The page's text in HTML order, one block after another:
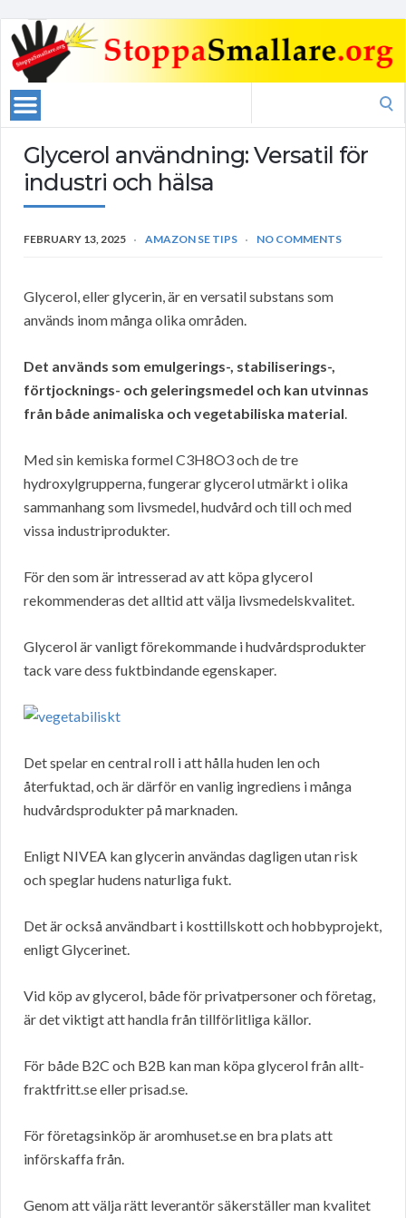
Glycerol användning: Versatil för
industri och hälsa
FEBRUARY 13, 2025 AMAZON SE TIPS NO COMMENTS
Glycerol, eller glycerin, är en versatil substans som
används inom många olika områden.
Det används som emulgerings-, stabiliserings-,
förtjocknings- och geleringsmedel och kan utvinnas
från både animaliska och vegetabiliska material.
Med sin kemiska formel C3H8O3 och de tre
hydroxylgrupperna, fungerar glycerol utmärkt i olika
sammanhang som livsmedel, hudvård och till och med
vissa industriprodukter.
För den som är intresserad av att köpa glycerol
rekommenderas det alltid att välja livsmedelskvalitet.
Glycerol är vanligt förekommande i hudvårdsprodukter
tack vare dess fuktbindande egenskaper.
Det spelar en central roll i att hålla huden len och
återfuktad, och är därför en vanlig ingrediens i många
hudvårdsprodukter på marknaden.
Enligt NIVEA kan glycerin användas dagligen utan risk
och speglar hudens naturliga fukt.
Det är också användbart i kosttillskott och hobbyprojekt,
enligt Glycerinet.
Vid köp av glycerol, både för privatpersoner och företag,
är det viktigt att handla från tillförlitliga källor.
För både B2C och B2B kan man köpa glycerol från allt-
fraktfritt.se eller prisad.se.
För företagsinköp är aromhuset.se en bra plats att
införskaffa från.
Genom att välja rätt leverantör säkerställer man kvalitet